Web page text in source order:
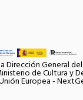
Dirección General
de Cultura y
Europea -